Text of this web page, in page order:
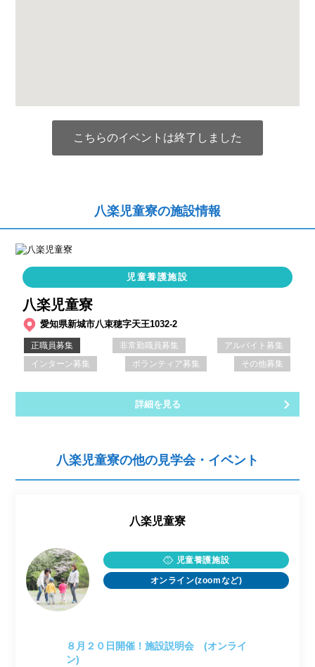
こちらのイベントは終了しました
八楽児童寮の施設情報
児童養護施設
八楽児童寮
愛知県新城市八束穂字天王1032-2
正職員募集 非常勤職員募集
アルバイト募集
インターン募集
ボランティア募集 その他募集
詳細を見る
八楽児童寮の他の見学会・イベント
八楽児童寮
児童養護施設
オンライン(zoomなど)
８月２０日開催！施設説明会 (オンライ
ン)